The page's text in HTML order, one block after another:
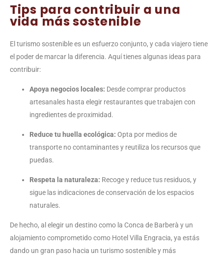
Tips para contribuir a una
vida más sostenible
El turismo sostenible es un esfuerzo conjunto, y cada viajero tiene
el poder de marcar la diferencia. Aquí tienes algunas ideas para
contribuir:
Apoya negocios locales: Desde comprar productos
artesanales hasta elegir restaurantes que trabajen con
ingredientes de proximidad.
Reduce tu huella ecológica: Opta por medios de
transporte no contaminantes y reutiliza los recursos que
puedas.
Respeta la naturaleza: Recoge y reduce tus residuos, y
sigue las indicaciones de conservación de los espacios
naturales.
De hecho, al elegir un destino como la Conca de Barberà y un
alojamiento comprometido como Hotel Villa Engracia, ya estás
dando un gran paso hacia un turismo sostenible y más